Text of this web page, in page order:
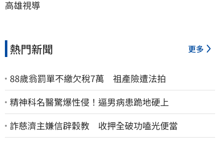
高雄視導
熱門新聞 更多
88歲翁罰單不繳欠稅7萬 祖產險遭法拍
精神科名醫驚爆性侵！逼男病患跪地硬上
詐慈濟主嫌信辟穀教 收押全破功嗑光便當